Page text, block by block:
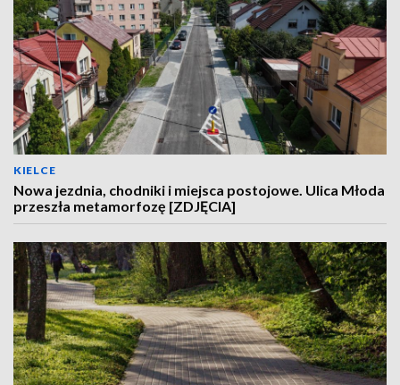
KIELCE
Nowa jezdnia, chodniki i miejsca postojowe. Ulica Młoda
przeszła metamorfozę [ZDJĘCIA]